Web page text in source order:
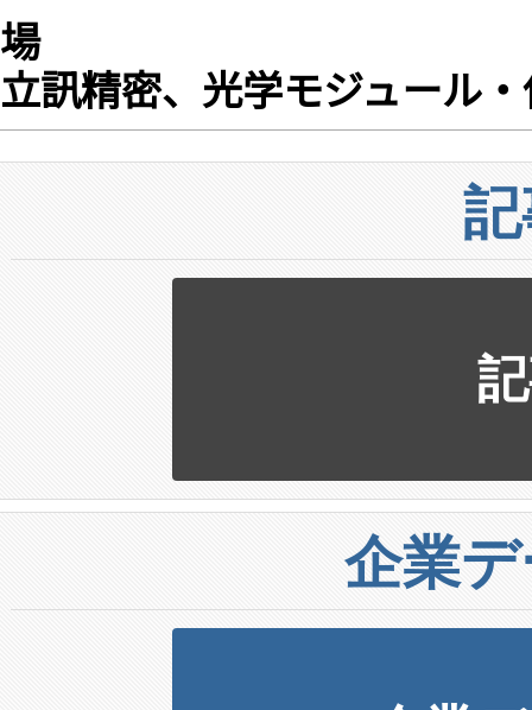
場
立訊精密、光学モジュール
企業